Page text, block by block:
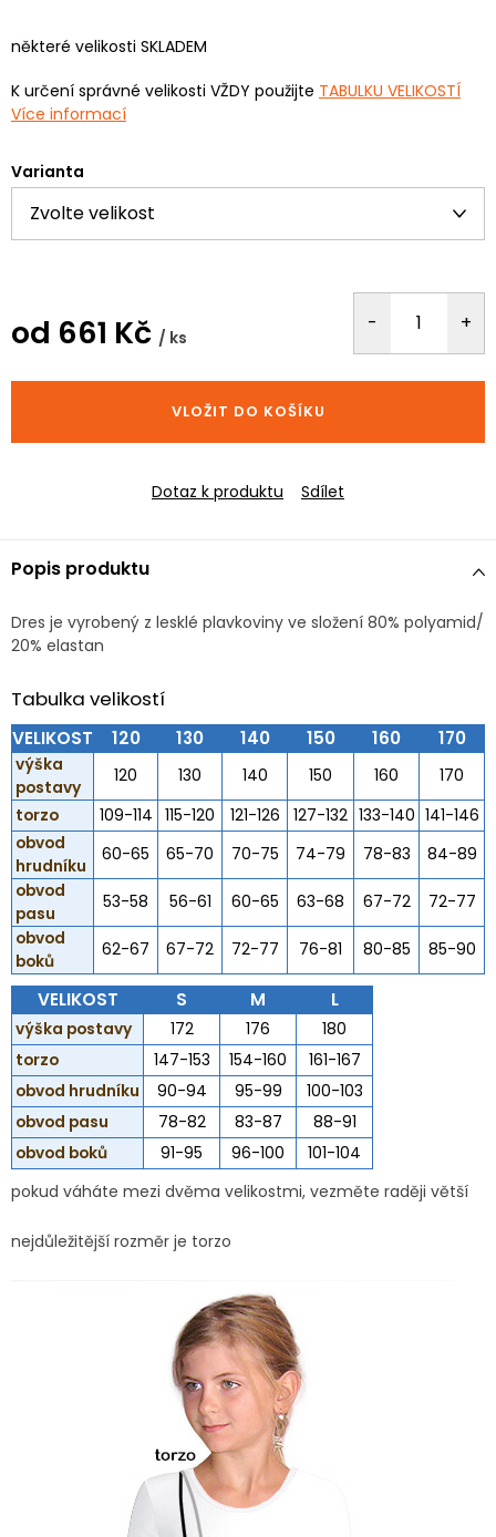
některé velikosti SKLADEM
K určení správné velikosti VŽDY použijte TABULKU VELIKOSTÍ
Více informací
Varianta
od 661 Kč / ks
cena:
VLOŽIT DO KOŠÍKU
Dotaz k produktu Sdílet
Popis produktu
Dres je vyrobený z lesklé plavkoviny ve složení 80% polyamid/
20% elastan
Tabulka velikostí
VELIKOST 120 130 140 150 160 170
výška
postavy
120 130 140 150 160
170
torzo
109-114 115-120 121-126 127-132 133-140 141-146
obvod
hrudníku
60-65 65-70 70-75 74-79 78-83
84-89
obvod
pasu
53-58 56-61 60-65 63-68 67-72
72-77
obvod
boků
62-67 67-72 72-77 76-81 80-85 85-90
VELIKOST S M L
výška postavy 172 176
180
torzo
147-153 154-160
161-167
obvod hrudníku
90-94 95-99
100-103
obvod pasu
78-82 83-87
88-91
obvod boků
91-95 96-100
101-104
pokud váháte mezi dvěma velikostmi, vezměte raději větší
nejdůležitější rozměr je torzo